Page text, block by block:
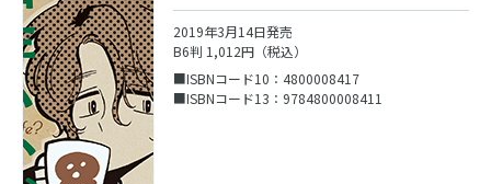
2019年3月14日発売
B6判 1,012円（税込）
■ISBNコード10：4800008417
■ISBNコード13：9784800008411